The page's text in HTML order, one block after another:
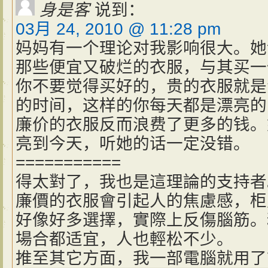
身是客 说到：
03月 24, 2010 @ 11:28 pm
妈妈有一个理论对我影响很大。
那些便宜又破烂的衣服，与其买
你不要觉得买好的，贵的衣服就
的时间，这样的你每天都是漂亮
廉价的衣服反而浪费了更多的钱
亮到今天，听她的话一定没错。
===========
得太對了，我也是這理論的支持
廉價的衣服會引起人的焦慮感，
好像好多選擇，實際上反傷腦筋
場合都适宜，人也輕松不少。
推至其它方面，我一部電腦就用